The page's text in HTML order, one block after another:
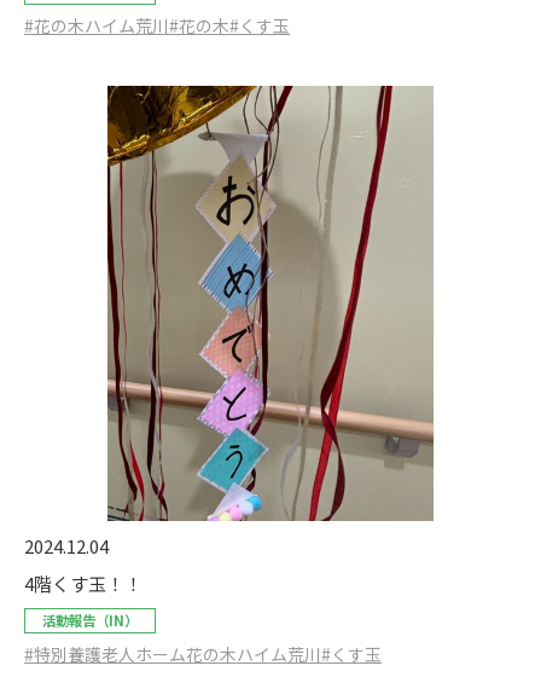
#花の木ハイム荒川#花の木#くす玉
2024.12.04
4階くす玉！！
活動報告（IN）
#特別養護老人ホーム花の木ハイム荒川#くす玉